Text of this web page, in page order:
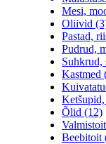
Mesi,
Oliivid
Pastad,
Pudrud,
Suhkrud,
Kastmed
Õlid (12)
Beebitoit